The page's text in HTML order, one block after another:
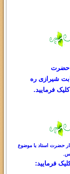
حضرت
شیرازی ره
کلیک فرمایید.
حضرت استاد با موضوع
کلیک فرمایید: